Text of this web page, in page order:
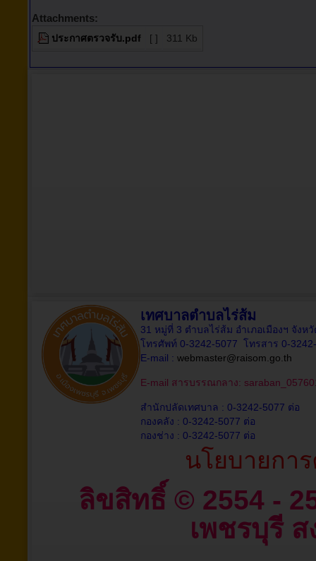
Attachments:
ประกาศตรวจรับ.pdf [ ] 311 Kb
เทศบาลตำบลไร่ส้ม
31 หมู่ที่ 3 ตำบลไร่ส้ม อำเภอเมืองฯ จังห
โทรศัพท์ 0-3242-5077 โทรสาร 0-
E-mail : webmaster@raisom.go.th
E-mail สารบรรณกลาง:
สำนักปลัดเทศบาล : 0-3242-5077 ต่อ
กองคลัง : 0-3242-5077 ต่อ
กองช่าง : 0-3242-5077 ต่อ
นโยบายกา
ลิขสิทธิ์ © 2554 -
เพชรบุรี